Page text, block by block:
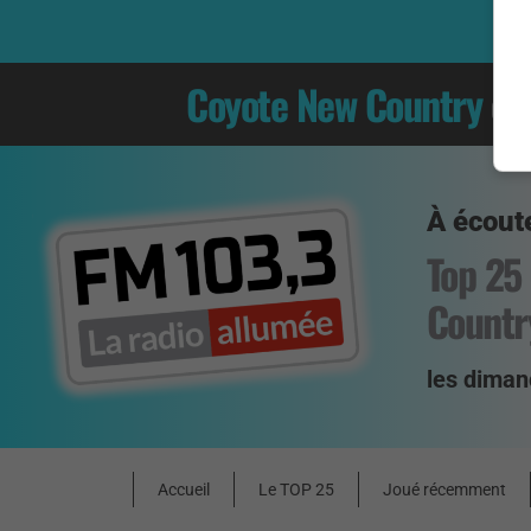
Coyote New Country
À
Top
les
Accueil Le TOP 25 Joué récemment